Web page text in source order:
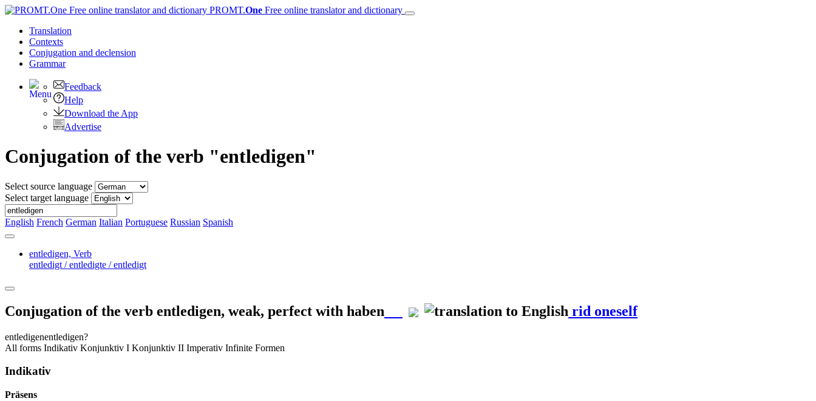
PROMT.One Free online translator and dictionary
Translation
Contexts
Conjugation and declension
Grammar
Feedback
Help
Download the App
Advertise
Conjugation of the verb "entledigen"
Select source language
Select target language
English French German Italian Portuguese Russian Spanish
entledigen, Verb
entledigt / entledigte / entledigt
Conjugation of the verb entledigen, weak, perfect with haben rid oneself
entledigenentledigen?
All forms Indikativ Konjunktiv I Konjunktiv II Imperativ Infinite Formen
Indikativ
Präsens